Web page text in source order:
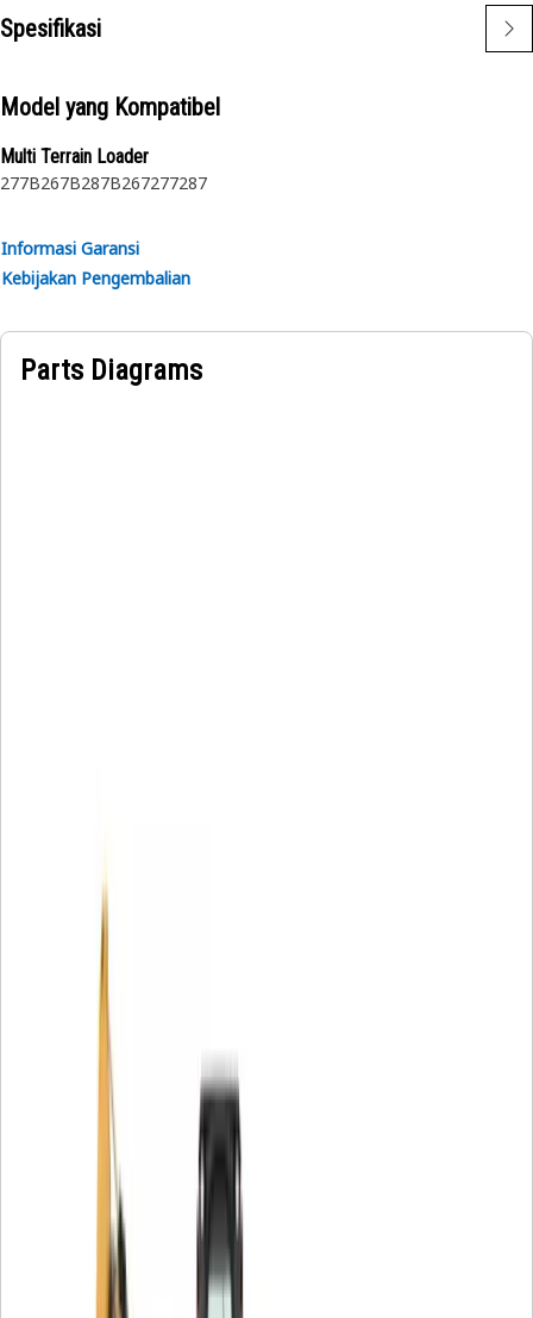
Spesifikasi
Model yang Kompatibel
Multi Terrain Loader
277B267B287B267277287
Informasi Garansi
Kebijakan Pengembalian
Parts Diagrams